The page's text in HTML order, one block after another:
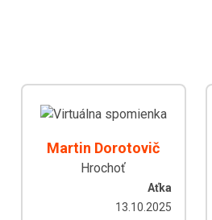
Martin Dorotovič
Hrochoť
Aťka
13.10.2025